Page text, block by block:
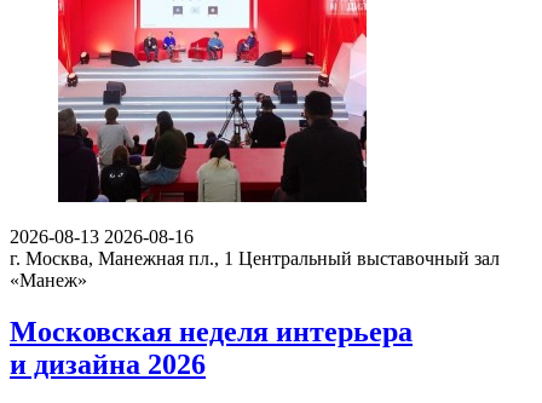
2026-08-13 2026-08-16
г. Москва, Манежная пл., 1 Центральный выставочный зал
«Манеж»
Московская неделя интерьера
и дизайна 2026